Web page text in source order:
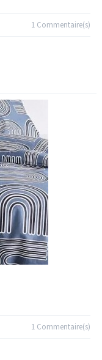
1 Commentaire(s)
1 Commentaire(s)